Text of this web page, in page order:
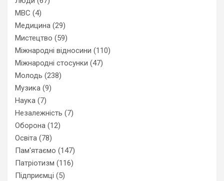
МВС (4)
Медицина (29)
Мистецтво (59)
Міжнародні відносини (110)
Міжнародні стосунки (47)
Молодь (238)
Музика (9)
Наука (7)
Незалежність (7)
Оборона (12)
Освіта (78)
Пам'ятаємо (147)
Патріотизм (116)
Підприємці (5)